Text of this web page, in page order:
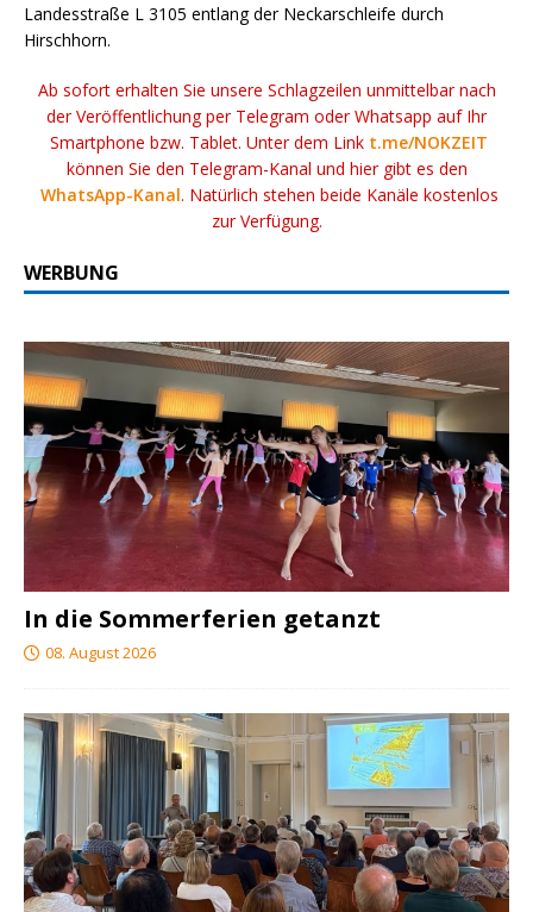
Landesstraße L 3105 entlang der Neckarschleife durch
Hirschhorn.
Ab sofort erhalten Sie unsere Schlagzeilen unmittelbar nach
der Veröffentlichung per Telegram oder Whatsapp auf Ihr
Smartphone bzw. Tablet. Unter dem Link t.me/NOKZEIT
können Sie den Telegram-Kanal und hier gibt es den
WhatsApp-Kanal. Natürlich stehen beide Kanäle kostenlos
zur Verfügung.
WERBUNG
In die Sommerferien getanzt
08. August 2026